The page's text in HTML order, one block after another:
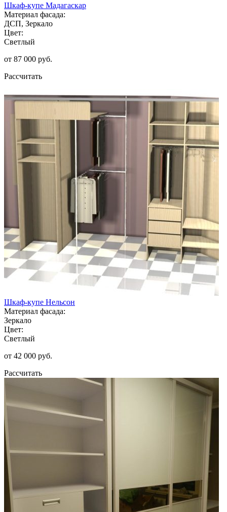
Шкаф-купе Мадагаскар
Материал фасада:
ДСП, Зеркало
Цвет:
Светлый
от 87 000 руб.
Рассчитать
Шкаф-купе Нельсон
Материал фасада:
Зеркало
Цвет:
Светлый
от 42 000 руб.
Рассчитать